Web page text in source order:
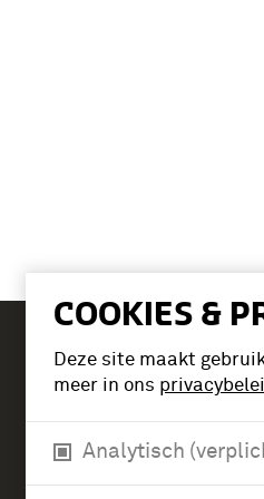
COOKIES &
Deze site maakt
meer in ons
Analytisch
Tickets
Verlengde